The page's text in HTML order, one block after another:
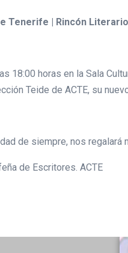
Tenerife | Rincón Literario
18:00 horas en la Sala
Teide de ACTE, su
de siempre, nos regalará
de Escritores. ACTE